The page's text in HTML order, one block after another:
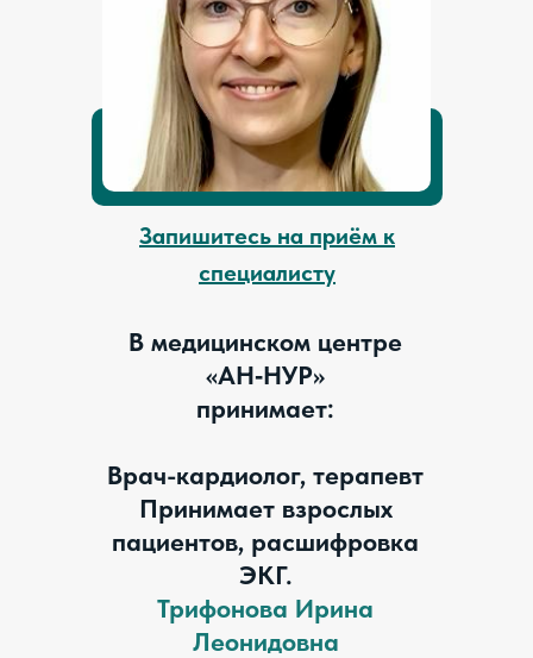
В медицинском центре
«АН‑НУР»
принимает:
Врач-кардиолог, терапевт
Принимает взрослых
пациентов, расшифровка
ЭКГ.
Трифонова Ирина
Леонидовна
Запишитесь на приём к
специалисту